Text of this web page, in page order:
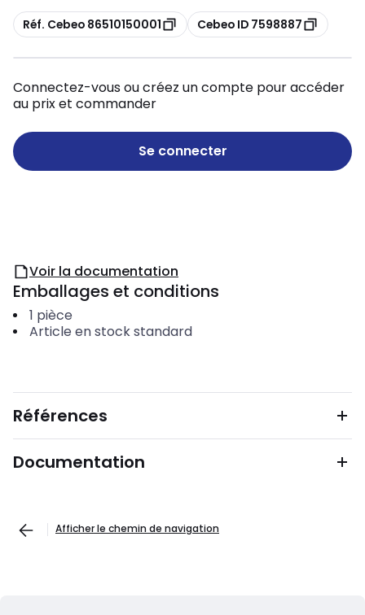
Copier
Réf. Cebeo 86510150001 Copier
Cebeo ID 7598887
Connectez-vous ou créez un compte pour accéder
au prix et commander
Se connecter
Voir la documentation
Emballages et conditions
1 pièce
Article en stock standard
Références
Documentation
Afficher le chemin de navigation